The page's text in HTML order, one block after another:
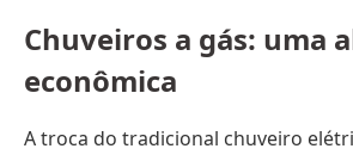
Chuveiros a gás: uma
econômica
A troca do tradicional chuveiro